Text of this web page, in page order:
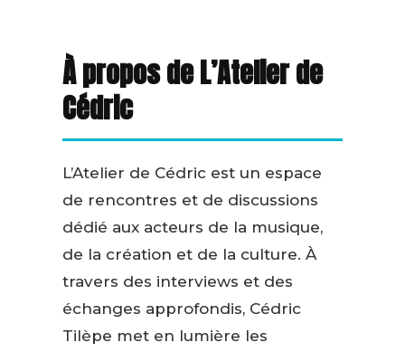
À propos de L’Atelier de
Cédric
L’Atelier de Cédric est un espace
de rencontres et de discussions
dédié aux acteurs de la musique,
de la création et de la culture. À
travers des interviews et des
échanges approfondis, Cédric
Tilèpe met en lumière les